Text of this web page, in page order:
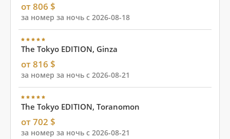
от 806 $
за номер за ночь с 2026-08-18
The Tokyo EDITION, Ginza
от 816 $
за номер за ночь с 2026-08-21
The Tokyo EDITION, Toranomon
от 702 $
за номер за ночь с 2026-08-21